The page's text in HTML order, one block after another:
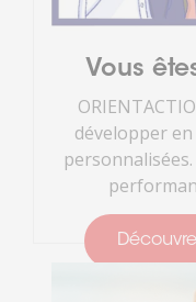
Vous
développer